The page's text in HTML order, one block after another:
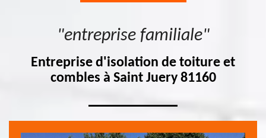
"entreprise familiale"
Entreprise d'isolation de toiture et
combles à Saint Juery 81160